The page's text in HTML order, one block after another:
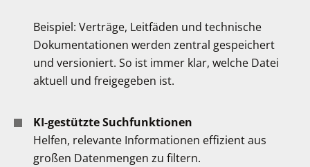
Beispiel: Verträge, Leitfäden und technische
Dokumentationen werden zentral gespeichert
und versioniert. So ist immer klar, welche Datei
aktuell und freigegeben ist.
KI-gestützte Suchfunktionen
Helfen, relevante Informationen effizient aus
großen Datenmengen zu filtern.